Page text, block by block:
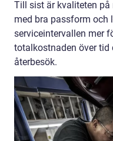
Till sist är kvaliteten på
med bra passform och
serviceintervallen mer
totalkostnaden över tid
återbesök.